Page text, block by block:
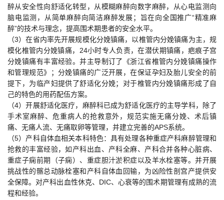
醉从安全性向舒适化转型，从模糊麻醉向数字麻醉，从心电监测向
脑电监测，从简单麻醉向简洁麻醉发展；旨在向全国推广“精准麻
醉”的技术与理念，提高围术期患者的安全水平。
（3）在省内率先开展规模化分娩镇痛，以椎管内分娩镇痛为主，规
模化椎管内分娩镇痛，24小时专人负责，在潜伏期镇痛，疤痕子宫
分娩镇痛有丰富经验。并主导制订了《浙江省椎管内分娩镇痛操作
和管理规范》；分娩镇痛的广泛开展，在保证孕妇及胎儿安全的前
提下，为临产妇提供了舒适化分娩；对于椎管内分娩镇痛形成了自
己的特色的用药配伍方案。
（4）开展舒适化医疗，麻醉科已成为舒适化医疗的主导学科，除了
手术室麻醉、危重病人的抢救意外，规范实施无痛分娩、术后镇
痛、无痛人流、无痛取卵等管理，并建立完善的APS系统。
（5）产科自体血相关本科特色：具有处理各种重症产科麻醉管理和
抢救的丰富经验，如产科出血、产科全麻、产科合并各种心脏病、
重症子痫前期（子痫）、重症胆汁淤积症以及羊水栓塞等。并开展
挑战性的髂总动脉栓塞和产科自体血回输，为凶险性剖宫产提供安
全保障。对产科出血性休克、DIC、心衰等的围术期管理有成熟的流
程和经验。